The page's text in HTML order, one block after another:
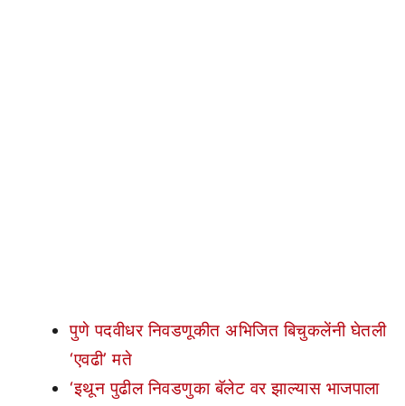
पुणे पदवीधर निवडणूकीत अभिजित बिचुकलेंनी घेतली
‘एवढी’ मते
‘इथून पुढील निवडणुका बॅलेट वर झाल्यास भाजपाला